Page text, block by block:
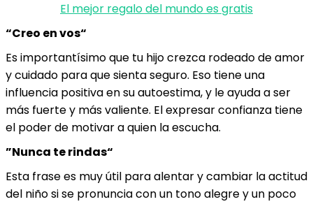
El mejor regalo del mundo es gratis
“Creo en vos“
Es importantísimo que tu hijo crezca rodeado de amor
y cuidado para que sienta seguro. Eso tiene una
influencia positiva en su autoestima, y le ayuda a ser
más fuerte y más valiente. El expresar confianza tiene
el poder de motivar a quien la escucha.
”Nunca te rindas“
Esta frase es muy útil para alentar y cambiar la actitud
del niño si se pronuncia con un tono alegre y un poco